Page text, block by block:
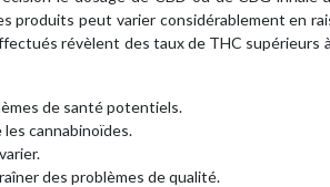
produits peut varier considérablement en
révèlent des taux de THC supérieurs
de santé potentiels.
cannabinoïdes.
des problèmes de qualité.